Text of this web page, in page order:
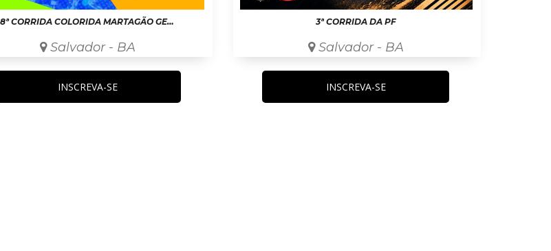
8ª CORRIDA COLORIDA MARTAGÃO GESTEIRA
Salvador - BA
INSCREVA-SE
3ª CORRIDA DA PF
Salvador - BA
INSCREVA-SE